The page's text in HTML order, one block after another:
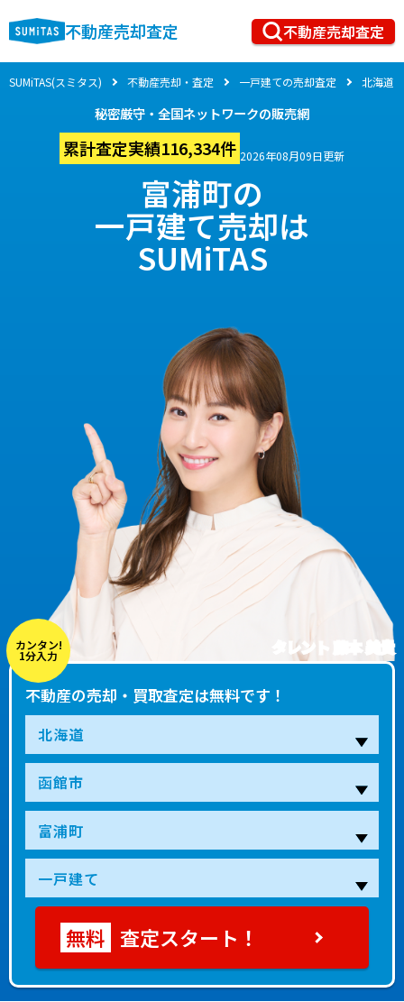
不動産売却査定 不動産売却査定
SUMiTAS(スミタス) 不動産売却・査定 一戸建ての売却査定 北海道
秘密厳守・全国ネットワークの販売網
累計査定実績116,334件 2026年08月09日更新
富浦町の
一戸建て売却は
SUMiTAS
タレント 藤本 美貴
カンタン!
1分入力
不動産の売却・買取査定は無料です！
査定スタート！